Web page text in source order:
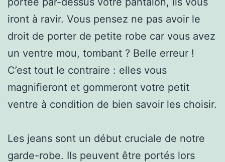
iront à ravir. Vous pensez ne pas avoir le
droit de porter de petite robe car vous avez
un ventre mou, tombant ? Belle erreur !
C’est tout le contraire : elles vous
magnifieront et gommeront votre petit
ventre à condition de bien savoir les choisir.
Les jeans sont un début cruciale de notre
garde-robe. Ils peuvent être portés lors